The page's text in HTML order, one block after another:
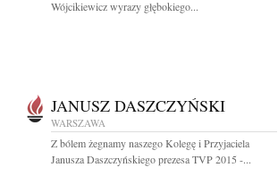
Wójcikiewicz wyrazy głębokiego...
JANUSZ DASZCZYŃSKI
WARSZAWA
Z bólem żegnamy naszego Kolegę i Przyjaciela
Janusza Daszczyńskiego prezesa TVP 2015 -...